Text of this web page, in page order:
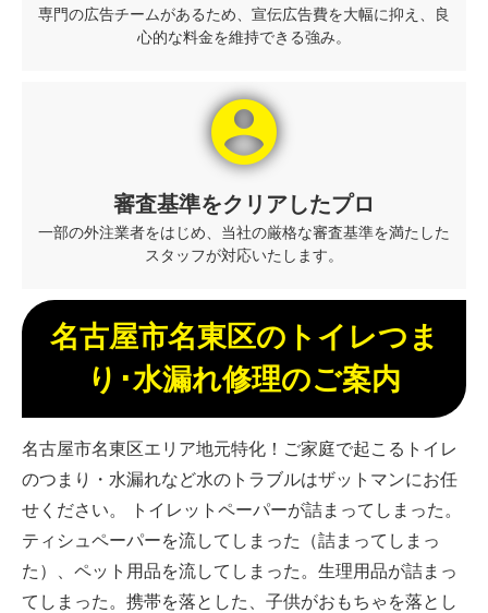
専門の広告チームがあるため、宣伝広告費を大幅に抑え、良
心的な料金を維持できる強み。
account_circle
審査基準をクリアしたプロ
一部の外注業者をはじめ、当社の厳格な審査基準を満たした
スタッフが対応いたします。
名古屋市名東区のトイレつま
り･水漏れ修理のご案内
名古屋市名東区エリア地元特化！ご家庭で起こるトイレ
のつまり・水漏れなど水のトラブルはザットマンにお任
せください。 トイレットペーパーが詰まってしまった。
ティシュペーパーを流してしまった（詰まってしまっ
た）、ペット用品を流してしまった。生理用品が詰まっ
てしまった。携帯を落とした、子供がおもちゃを落とし